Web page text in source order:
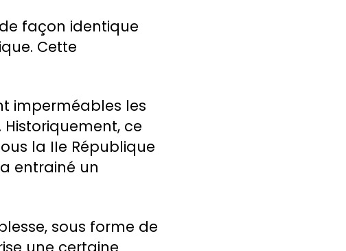
façon identique
Cette
imperméables les
ce
la IIe République
entrainé un
sous forme de
une certaine